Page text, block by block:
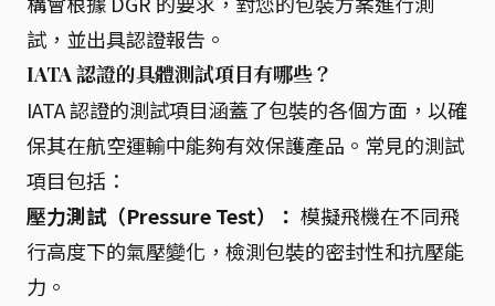
試，並出具認證報告。
IATA 認證的具體測試項目有哪些？
IATA 認證的測試項目涵蓋了包裝的各個方面，以確
保其在航空運輸中能夠有效保護產品。常見的測試
項目包括：
壓力測試（Pressure Test）： 模擬飛機在不同飛
行高度下的氣壓變化，檢測包裝的密封性和抗壓能
力。